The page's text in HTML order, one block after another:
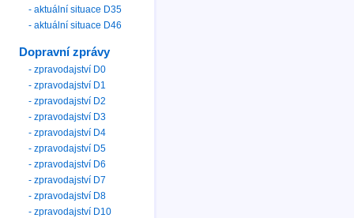
- aktuální situace D35
- aktuální situace D46
Dopravní zprávy
- zpravodajství D0
- zpravodajství D1
- zpravodajství D2
- zpravodajství D3
- zpravodajství D4
- zpravodajství D5
- zpravodajství D6
- zpravodajství D7
- zpravodajství D8
- zpravodajství D10